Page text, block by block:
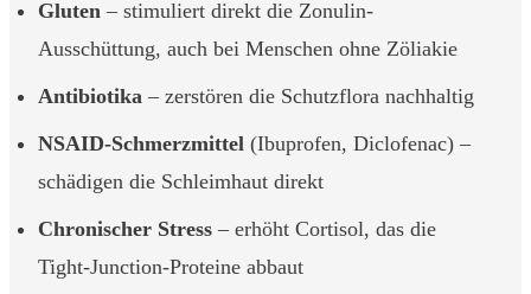
Gluten – stimuliert direkt die Zonulin-
Ausschüttung, auch bei Menschen ohne Zöliakie
Antibiotika – zerstören die Schutzflora nachhaltig
NSAID-Schmerzmittel (Ibuprofen, Diclofenac) –
schädigen die Schleimhaut direkt
Chronischer Stress – erhöht Cortisol, das die
Tight-Junction-Proteine abbaut